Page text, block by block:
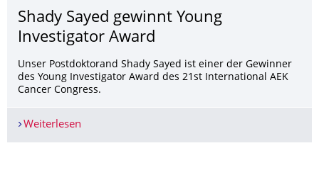
Shady Sayed gewinnt Young
Investigator Award
Unser Postdoktorand Shady Sayed ist einer der Gewinner
des Young Investigator Award des 21st International AEK
Cancer Congress.
Weiterlesen